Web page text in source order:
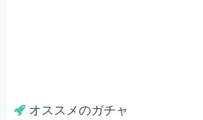
オススメのガチャ